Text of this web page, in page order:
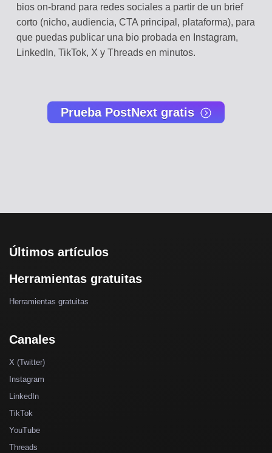
bios on-brand para redes sociales a partir de un brief
corto (nicho, audiencia, CTA principal, plataforma), para
que puedas publicar una bio probada en Instagram,
LinkedIn, TikTok, X y Threads en minutos.
Prueba PostNext gratis
Últimos artículos
Herramientas gratuitas
Herramientas gratuitas
Canales
X (Twitter)
Instagram
LinkedIn
TikTok
YouTube
Threads